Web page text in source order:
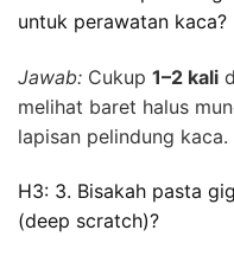
untuk perawatan kaca?
Jawab: Cukup 1–2 kali
melihat baret halus
lapisan pelindung kaca.
H3: 3. Bisakah pasta
(deep scratch)?